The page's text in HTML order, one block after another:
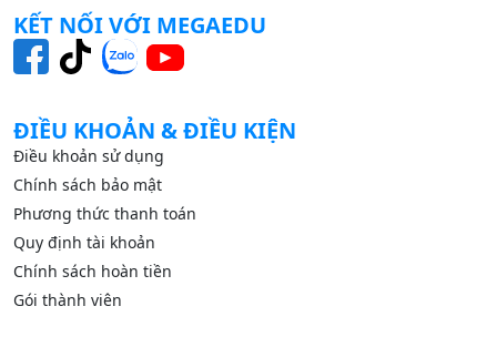
KẾT NỐI VỚI MEGAEDU
ĐIỀU KHOẢN & ĐIỀU KIỆN
Điều khoản sử dụng
Chính sách bảo mật
Phương thức thanh toán
Quy định tài khoản
Chính sách hoàn tiền
Gói thành viên